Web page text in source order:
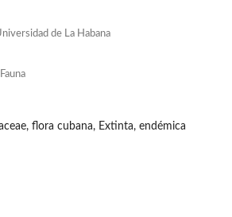
de La Habana
flora cubana, Extinta, endémica